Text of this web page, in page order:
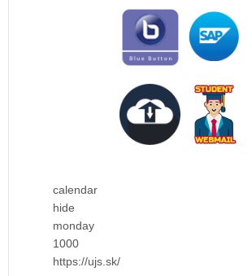
calendar
hide
monday
1000
https://ujs.sk/